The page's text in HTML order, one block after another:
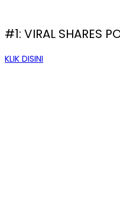
#1: VIRAL SHARES
KLIK DISINI